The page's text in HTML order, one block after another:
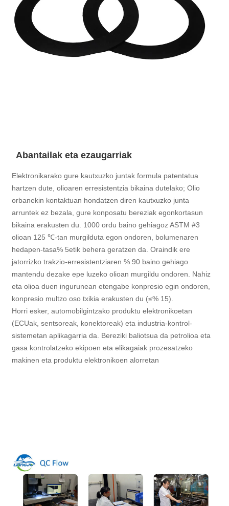
Abantailak eta ezaugarriak
Elektronikarako gure kautxuzko juntak formula patentatua
hartzen dute, olioaren erresistentzia bikaina dutelako; Olio
orbanekin kontaktuan hondatzen diren kautxuzko junta
arruntek ez bezala, gure konposatu bereziak egonkortasun
bikaina erakusten du. 1000 ordu baino gehiagoz ASTM #3
olioan 125 ℃-tan murgilduta egon ondoren, bolumenaren
hedapen-tasa% 5etik behera geratzen da. Oraindik ere
jatorrizko trakzio-erresistentziaren % 90 baino gehiago
mantendu dezake epe luzeko olioan murgildu ondoren. Nahiz
eta olioa duen ingurunean etengabe konpresio egin ondoren,
konpresio multzo oso txikia erakusten du (≤% 15).
Horri esker, automobilgintzako produktu elektronikoetan
(ECUak, sentsoreak, konektoreak) eta industria-kontrol-
sistemetan aplikagarria da. Bereziki baliotsua da petrolioa eta
gasa kontrolatzeko ekipoen eta elikagaiak prozesatzeko
makinen eta produktu elektronikoen alorretan